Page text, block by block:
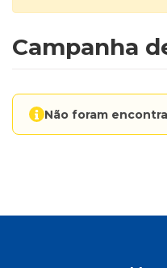
Campanha
Não foram